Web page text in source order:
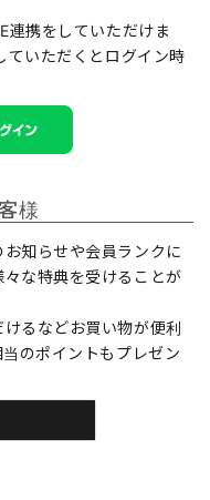
連携をしていただけま
ていただくとログイン時
様
知らせや会員ランクに
な特典を受けることが
るなどお買い物が便利
のポイントもプレゼン